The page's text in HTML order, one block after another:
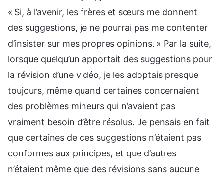
« Si, à l’avenir, les frères et sœurs me donnent
des suggestions, je ne pourrai pas me contenter
d’insister sur mes propres opinions. » Par la suite,
lorsque quelqu’un apportait des suggestions pour
la révision d’une vidéo, je les adoptais presque
toujours, même quand certaines concernaient
des problèmes mineurs qui n’avaient pas
vraiment besoin d’être résolus. Je pensais en fait
que certaines de ces suggestions n’étaient pas
conformes aux principes, et que d’autres
n’étaient même que des révisions sans aucune